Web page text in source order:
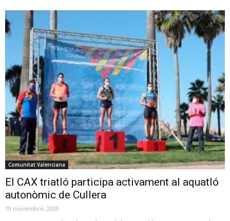
Comunitat Valenciana
El CAX triatló participa activament al aquatló
autonòmic de Cullera
19 noviembre, 2020